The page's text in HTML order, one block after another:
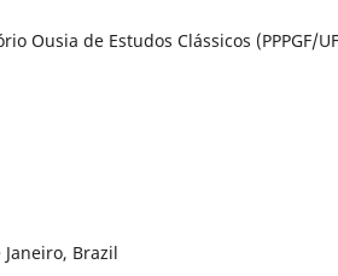
Ousia de Estudos Clássicos (PPPGF/
Brazil